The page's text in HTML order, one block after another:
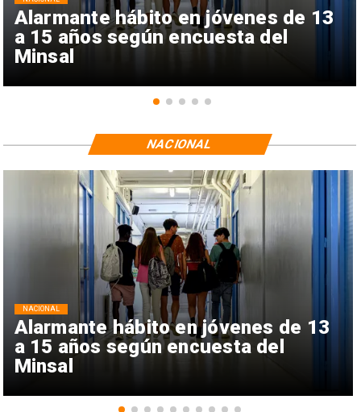
Alarmante hábito en jóvenes de 13
a 15 años según encuesta del
Minsal
Alarmante hábito en jóvenes de 13
a 15 años según encuesta del
Minsal
NACIONAL
NACIONAL